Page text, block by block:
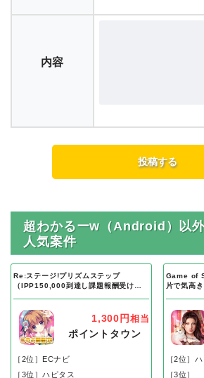
内容
超わかるーw（Android）以
人気案件
Re:ステージ!プリズムステップ
（IPP150,000到達し課題報酬受け取
1,300円 相当
ポイントタウン
［2位］ECナビ
［3位］ハピタス
Game of
片で気高
［2位］
［3位］